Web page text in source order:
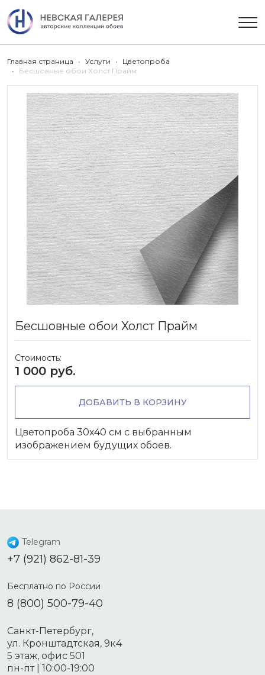
Главная страница Услуги
Цветопроба
Бесшовные обои Холст Прайм
Бесшовные обои Холст Прайм
Стоимость:
1 000 руб.
ДОБАВИТЬ В КОРЗИНУ
Цветопроба 30х40 см с выбранным
изображением будущих обоев.
Telegram
+7 (921) 862-81-39
Бесплатно по России
8 (800) 500-79-40
Санкт-Петербург,
ул. Кронштадтская, 9к4
5 этаж, офис 501
пн-пт | 10:00-19:00